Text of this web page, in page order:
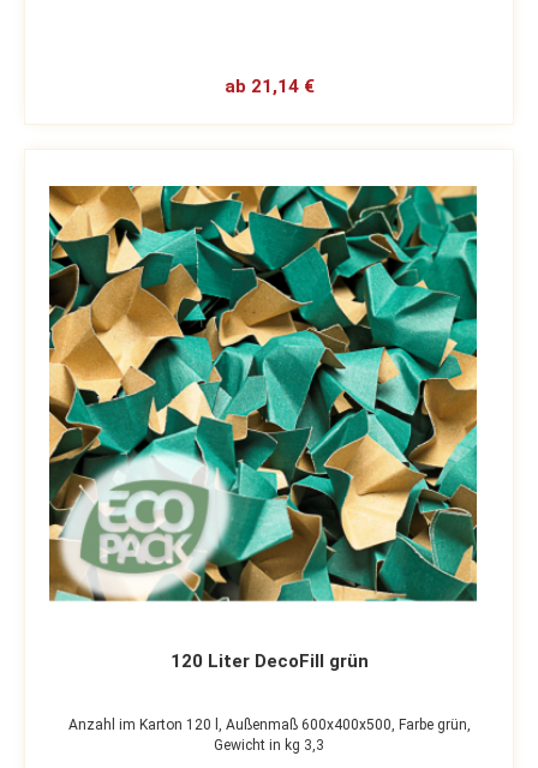
ab 21,14 €
120 Liter DecoFill grün
Anzahl im Karton 120 l, Außenmaß 600x400x500, Farbe grün,
Gewicht in kg 3,3